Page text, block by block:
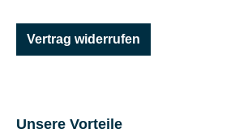
Vertrag widerrufen
Unsere Vorteile